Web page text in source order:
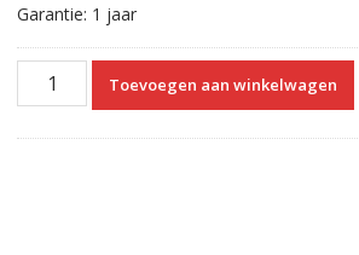
Garantie: 1 jaar
Vervangende
Accu
Toevoegen aan winkelwagen